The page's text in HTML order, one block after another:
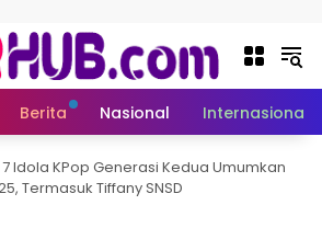
Berita Nasional Internasional
7 Idola KPop Generasi Kedua Umumkan
Termasuk Tiffany SNSD